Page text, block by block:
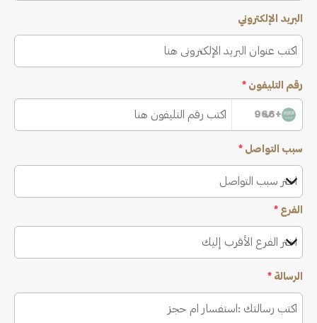
البريد الإلكتروني
رقم التليفون *
+966
سبب التواصل *
اختر سبب التواصل
الفرع *
اختر الفرع الأقرب إليك
الرسالة *